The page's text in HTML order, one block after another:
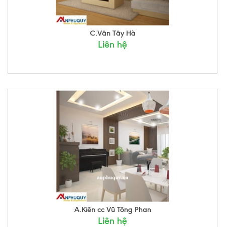
C.Vân Tây Hà
Liên hệ
A.Kiên cc Vũ Tông Phan
Liên hệ